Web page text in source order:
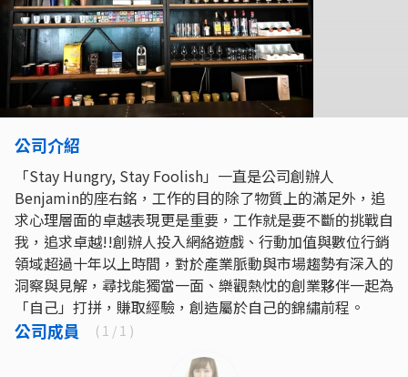
公司介紹
「Stay Hungry, Stay Foolish」一直是公司創辦人
Benjamin的座右銘，工作的目的除了物質上的滿足外，追
求心理層面的卓越表現更是重要，工作就是要不斷的挑戰自
我，追求卓越!!創辦人投入網絡遊戲、行動加值與數位行銷
領域超過十年以上時間，對於產業脈動與市場趨勢有深入的
洞察與見解，尋找能獨當一面、樂觀熱忱的創業夥伴一起為
「自己」打拼，賺取經驗，創造屬於自己的錦繡前程。
公司成員 ( 1 / 1 )